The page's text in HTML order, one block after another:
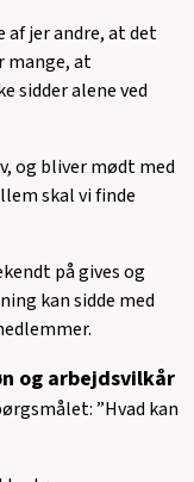
af jer andre, at det
mange, at
sidder alene ved
og bliver mødt med
skal vi finde
på gives og
kan sidde med
og arbejdsvilkår
”Hvad kan